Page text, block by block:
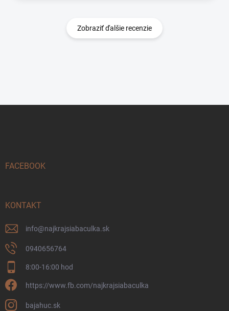
Zobraziť ďalšie recenzie
FACEBOOK
KONTAKT
info@najkrajsiabaculka.sk
0940656764
8:00-16:00 hod
https://www.fb.com/najkrajsiabaculka
bajahuc.sk